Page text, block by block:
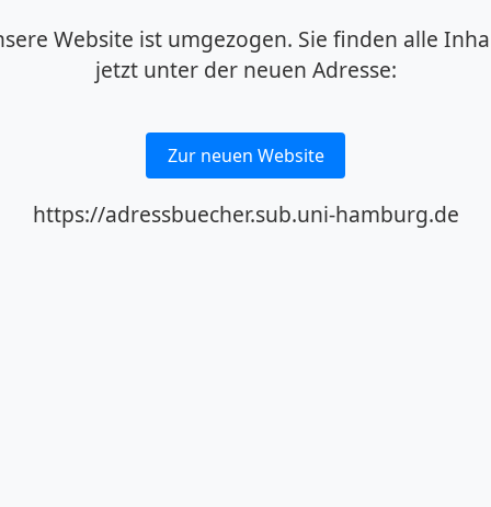
Website ist umgezogen. Sie finden alle
jetzt unter der neuen Adresse:
Zur neuen Website
https://adressbuecher.sub.uni-hamburg.de